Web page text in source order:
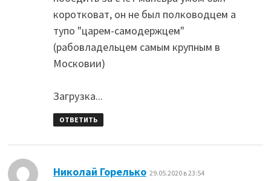
коротковат, он не был полководцем а
тупо "царем-самодержцем"
(рабовладельцем самым крупным в
Московии)
Загрузка...
ОТВЕТИТЬ
Николай Горелько: 29.05.2020 в 23:54